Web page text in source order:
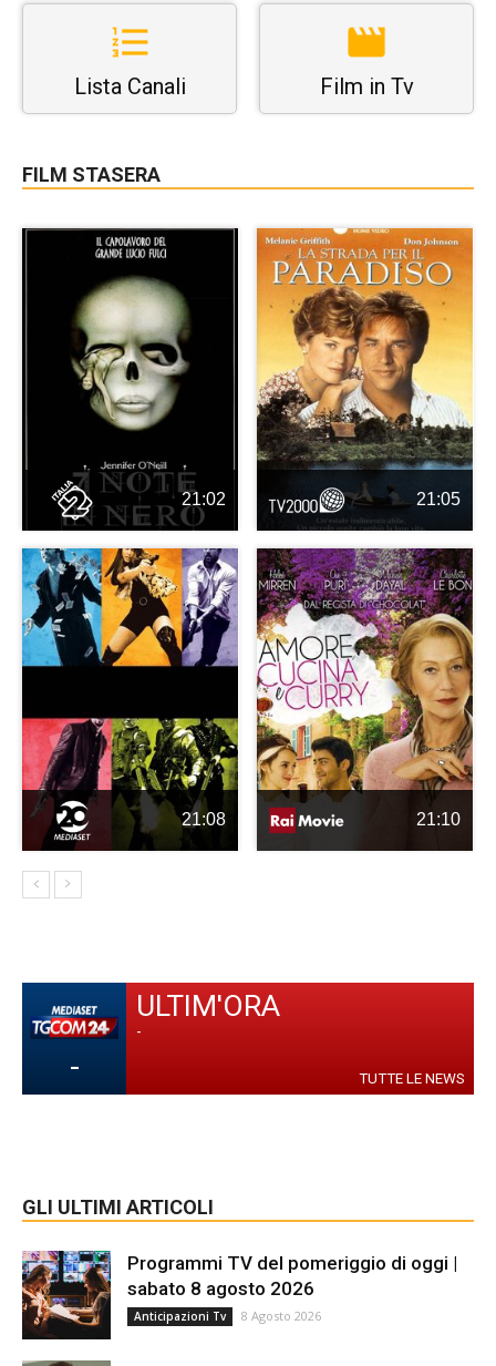
Lista Canali Film in Tv
FILM STASERA
21:02 21:05
21:08 21:10
-
ULTIM'ORA
-
TUTTE LE NEWS
GLI ULTIMI ARTICOLI
Programmi TV del pomeriggio di oggi |
sabato 8 agosto 2026
Anticipazioni Tv 8 Agosto 2026